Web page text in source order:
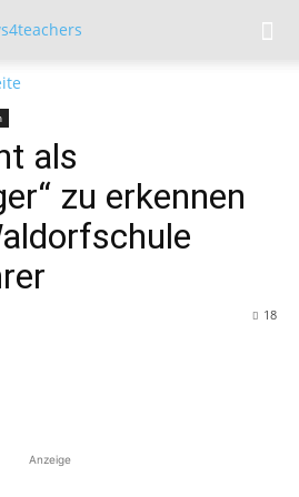
als
zu erkennen
18
Anzeige